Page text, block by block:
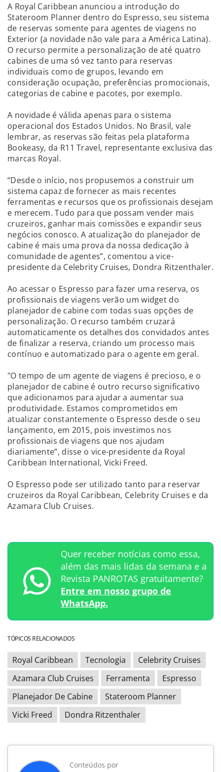
A Royal Caribbean anunciou a introdução do
Stateroom Planner dentro do Espresso, seu sistema
de reservas somente para agentes de viagens no
Exterior (a novidade não vale para a América Latina).
O recurso permite a personalização de até quatro
cabines de uma só vez tanto para reservas
individuais como de grupos, levando em
consideração ocupação, preferências promocionais,
categorias de cabine e pacotes, por exemplo.
A novidade é válida apenas para o sistema
operacional dos Estados Unidos. No Brasil, vale
lembrar, as reservas são feitas pela plataforma
Bookeasy, da R11 Travel, representante exclusiva das
marcas Royal.
“Desde o início, nos propusemos a construir um
sistema capaz de fornecer as mais recentes
ferramentas e recursos que os profissionais desejam
e merecem. Tudo para que possam vender mais
cruzeiros, ganhar mais comissões e expandir seus
negócios conosco. A atualização do planejador de
cabine é mais uma prova da nossa dedicação à
comunidade de agentes”, comentou a vice-
presidente da Celebrity Cruises, Dondra Ritzenthaler.
Ao acessar o Espresso para fazer uma reserva, os
profissionais de viagens verão um widget do
planejador de cabine com todas suas opções de
personalização. O recurso também cruzará
automaticamente os detalhes dos convidados antes
de finalizar a reserva, criando um processo mais
contínuo e automatizado para o agente em geral.
"O tempo de um agente de viagens é precioso, e o
planejador de cabine é outro recurso significativo
que adicionamos para ajudar a aumentar sua
produtividade. Estamos comprometidos em
atualizar constantemente o Espresso desde o seu
lançamento, em 2015, pois investimos nos
profissionais de viagens que nos ajudam
diariamente”, disse o vice-presidente da Royal
Caribbean International, Vicki Freed.
O Espresso pode ser utilizado tanto para reservar
cruzeiros da Royal Caribbean, Celebrity Cruises e da
Azamara Club Cruises.
Quer receber notícias como essa,
além das mais lidas da semana e a
Revista PANROTAS gratuitamente?
Entre em nosso grupo de
WhatsApp.
TÓPICOS RELACIONADOS
Royal Caribbean Tecnologia
Celebrity Cruises
Azamara Club Cruises
Ferramenta
Espresso
Planejador De Cabine
Stateroom Planner
Vicki Freed
Dondra Ritzenthaler
Conteúdos por